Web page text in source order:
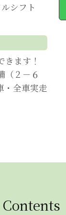
シフト
ます！
２－６
・全車実走